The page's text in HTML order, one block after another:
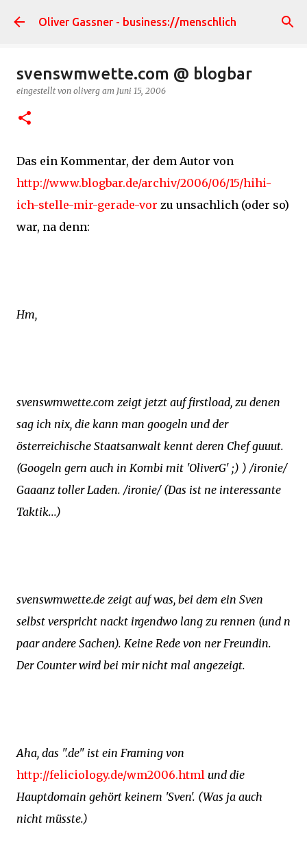
Direkt zum Hauptbereich
Oliver Gassner - business://menschlich
svenswmwette.com @ blogbar
eingestellt von oliverg am Juni 15, 2006
Das ein Kommentar, der dem Autor von
http://www.blogbar.de/archiv/2006/06/15/hihi-
ich-stelle-mir-gerade-vor zu unsachlich (oder so)
war, na denn:
Hm,
svenswmwette.com zeigt jetzt auf firstload, zu denen
sag ich nix, die kann man googeln und der
österreichische Staatsanwalt kennt deren Chef guuut.
(Googeln gern auch in Kombi mit 'OliverG' ;) ) /ironie/
Gaaanz toller Laden. /ironie/ (Das ist ne interessante
Taktik...)
svenswmwette.de zeigt auf was, bei dem ein Sven
selbst verspricht nackt irgendwo lang zu rennen (und n
paar andere Sachen). Keine Rede von ner Freundin.
Der Counter wird bei mir nicht mal angezeigt.
Aha, das ".de" ist ein Framing von
http://feliciology.de/wm2006.html und die
Hauptdomain gehört keinem 'Sven'. (Was ja auch
nicht müsste.)